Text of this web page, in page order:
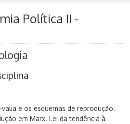
Política II -
e os esquemas de reprodução.
em Marx. Lei da tendência à